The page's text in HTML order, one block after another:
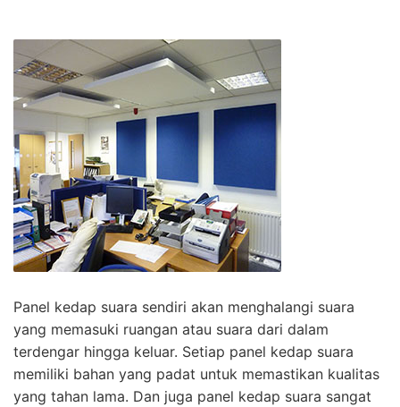
Panel kedap suara sendiri akan menghalangi suara
yang memasuki ruangan atau suara dari dalam
terdengar hingga keluar. Setiap panel kedap suara
memiliki bahan yang padat untuk memastikan kualitas
yang tahan lama. Dan juga panel kedap suara sangat